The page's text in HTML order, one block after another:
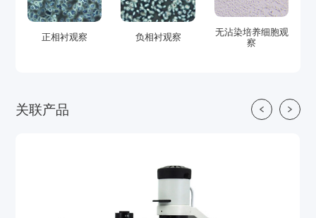
正相衬观察 负相衬观察 察
关联产品